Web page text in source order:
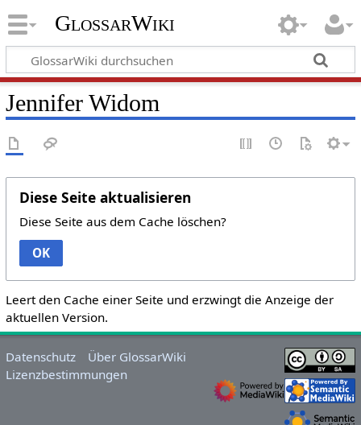
GlossarWiki
Jennifer Widom
Diese Seite aktualisieren
Diese Seite aus dem Cache löschen?
OK
Leert den Cache einer Seite und erzwingt die Anzeige der
aktuellen Version.
Datenschutz
Über GlossarWiki
Lizenzbestimmungen